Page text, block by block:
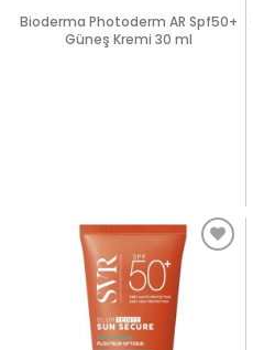
Bioderma Photoderm AR Spf50+
Güneş Kremi 30 ml